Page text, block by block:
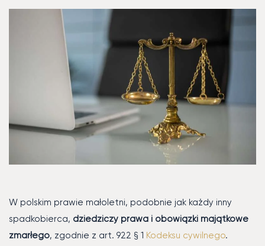
W polskim prawie małoletni, podobnie jak każdy inny
spadkobierca, dziedziczy prawa i obowiązki majątkowe
zmarłego, zgodnie z art. 922 § 1 Kodeksu cywilnego.